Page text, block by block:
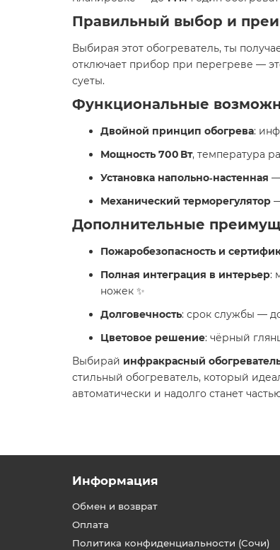
Правильный выбор и
Выбирая этот обогреватель, ты
отключает прибор при перегреве —
суеты.
Функциональные
Двойной принцип обогрева:
Мощность 700 Вт, температура
Установка напольно‑настенная —
Механический терморегулятор
Дополнительные
Пожаробезопасность и
Полная интеграция в интерьер:
ножек ✨
Долговечность: срок службы —
Цветовое решение: чёрный
Выбирай инфракрасный
стильный обогреватель, который
автоматически и надолго станет
Информация
Обмен и возврат
Оплата
Политика конфиденциальности (Сочи)